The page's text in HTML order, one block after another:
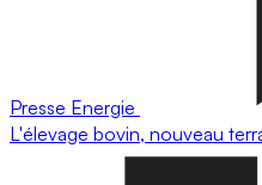
Presse Energie
L'élevage bovin, nouveau